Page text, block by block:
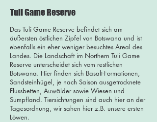
Tuli Game Reserve
Das Tuli Game Reserve befindet sich am
äußersten östlichen Zipfel von Botswana und ist
ebenfalls ein eher weniger besuchtes Areal des
Landes. Die Landschaft im Northern Tuli Game
Reserve unterscheidet sich vom restlichen
Botswana. Hier finden sich Basalt-Formationen,
Sandsteinhügel, je nach Saison ausgetrocknete
Flussbetten, Auwälder sowie Wiesen und
Sumpfland. Tiersichtungen sind auch hier an der
Tagesordnung, wir sahen hier z.B. unsere ersten
Löwen.